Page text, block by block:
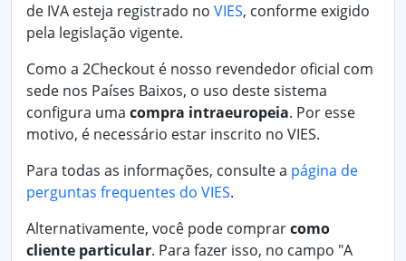
de IVA esteja registrado no VIES, conforme exigido
pela legislação vigente.
Como a 2Checkout é nosso revendedor oficial com
sede nos Países Baixos, o uso deste sistema
configura uma compra intraeuropeia. Por esse
motivo, é necessário estar inscrito no VIES.
Para todas as informações, consulte a página de
perguntas frequentes do VIES.
Alternativamente, você pode comprarcomo
cliente particular. Para fazer isso, no campo "A